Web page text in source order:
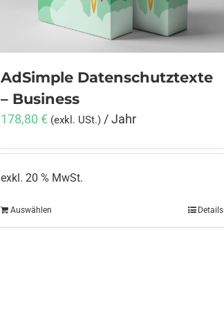
auf
werden
AdSimple Datenschutztexte
– Business
178,80€ (exkl. USt.) / Jahr
exkl. 20 % MwSt.
Auswählen Details